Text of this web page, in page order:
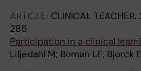
ARTICLE: CLINICAL TEACHER.
285
Participation in a clinical
Liljedahl M; Boman LE; Bjorck